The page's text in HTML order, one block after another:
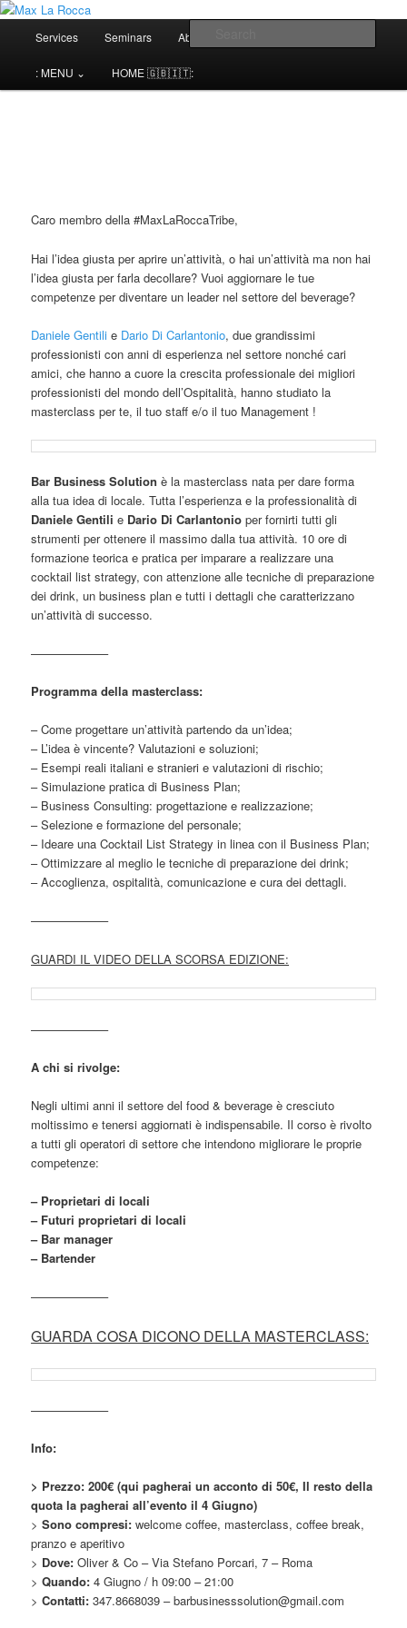
Max La Rocca
Bar & Hospitality Training | Cocktail Competitions Mentoring
Services Seminars About me⌄
: MENU ⌄ HOME 🇬🇧🇮🇹:
Caro membro della #MaxLaRoccaTribe,
Hai l’idea giusta per aprire un’attività, o hai un’attività ma non hai
l’idea giusta per farla decollare? Vuoi aggiornare le tue
competenze per diventare un leader nel settore del beverage?
Daniele Gentili e Dario Di Carlantonio, due grandissimi
professionisti con anni di esperienza nel settore nonché cari
amici, che hanno a cuore la crescita professionale dei migliori
professionisti del mondo dell’Ospitalità, hanno studiato la
masterclass per te, il tuo staff e/o il tuo Management !
Bar Business Solution è la masterclass nata per dare forma
alla tua idea di locale. Tutta l’esperienza e la professionalità di
Daniele Gentili e Dario Di Carlantonio per fornirti tutti gli
strumenti per ottenere il massimo dalla tua attività. 10 ore di
formazione teorica e pratica per imparare a realizzare una
cocktail list strategy, con attenzione alle tecniche di preparazione
dei drink, un business plan e tutti i dettagli che caratterizzano
un’attività di successo.
——————–
Programma della masterclass:
– Come progettare un’attività partendo da un’idea;
– L’idea è vincente? Valutazioni e soluzioni;
– Esempi reali italiani e stranieri e valutazioni di rischio;
– Simulazione pratica di Business Plan;
– Business Consulting: progettazione e realizzazione;
– Selezione e formazione del personale;
– Ideare una Cocktail List Strategy in linea con il Business Plan;
– Ottimizzare al meglio le tecniche di preparazione dei drink;
– Accoglienza, ospitalità, comunicazione e cura dei dettagli.
——————–
GUARDI IL VIDEO DELLA SCORSA EDIZIONE:
——————–
A chi si rivolge:
Negli ultimi anni il settore del food & beverage è cresciuto
moltissimo e tenersi aggiornati è indispensabile. Il corso è rivolto
a tutti gli operatori di settore che intendono migliorare le proprie
competenze:
– Proprietari di locali
– Futuri proprietari di locali
– Bar manager
– Bartender
——————–
GUARDA COSA DICONO DELLA MASTERCLASS:
——————–
Info:
> Prezzo: 200€ (qui pagherai un acconto di 50€, Il resto della
quota la pagherai all’evento il 4 Giugno)
>Sono compresi: welcome coffee, masterclass, coffee break,
pranzo e aperitivo
> Dove: Oliver & Co – Via Stefano Porcari, 7 – Roma
>Quando: 4 Giugno / h 09:00 – 21:00
>Contatti: 347.8668039 – barbusinesssolution@gmail.com